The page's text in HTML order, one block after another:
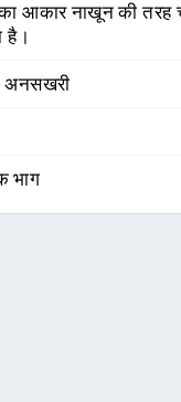
आकार नाखून की तरह
है।
अनसखरी
भाग